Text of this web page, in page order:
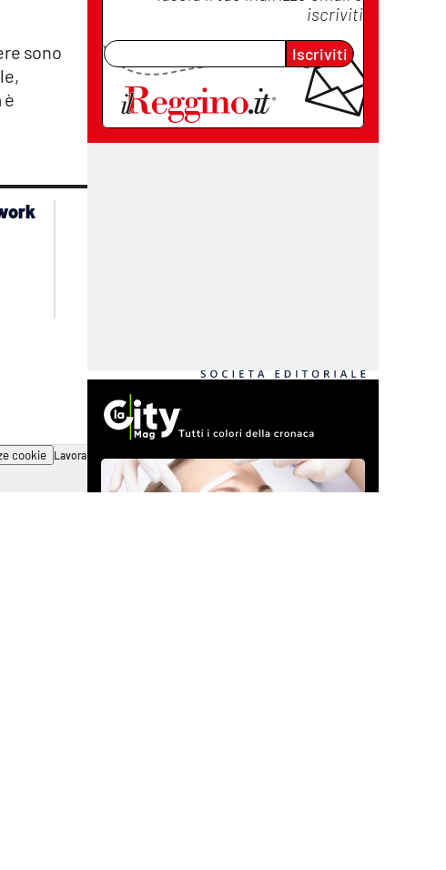
sono
è
iscriviti
Iscriviti
cookie Lavora con noi